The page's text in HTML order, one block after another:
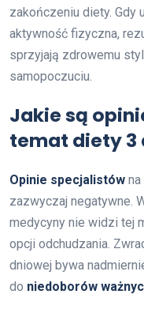
zakończeniu diety. Gdy
aktywność fizyczna,
sprzyjają zdrowemu
samopoczuciu.
Jakie są
temat diety 3
Opinie specjalistów
zazwyczaj negatywne.
medycyny nie widzi tej
opcji odchudzania.
dniowej bywa
do niedoborów